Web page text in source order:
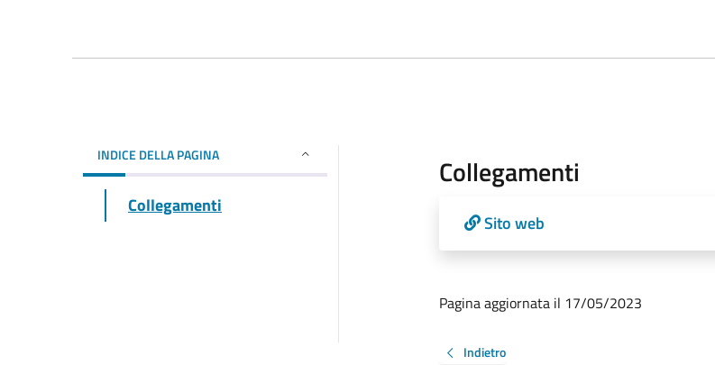
INDICE DELLA PAGINA
Collegamenti
Collegamenti
Sito web
Pagina aggiornata il 17/05/2023
Indietro